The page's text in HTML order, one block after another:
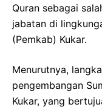
Quran sebagai
jabatan di
(Pemkab) Kukar.
Menurutnya,
pengembangan
Kukar, yang